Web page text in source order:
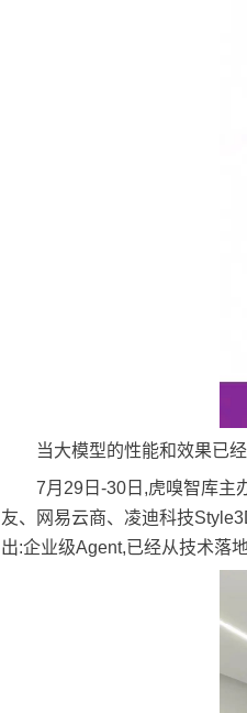
当大模型的性能和效果已
7月29日-30日,虎嗅智库主
友、网易云商、凌迪科技
出:企业级Agent,已经从技术落